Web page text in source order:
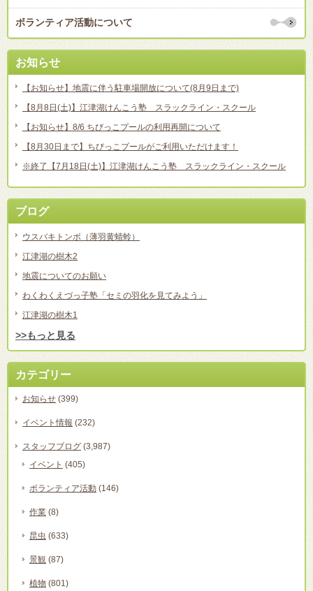
ボランティア活動について
お知らせ
【お知らせ】地震に伴う駐車場開放について(8月9日まで)
【8月8日(土)】江津湖けんこう塾 スラックライン・スクール
【お知らせ】8/6 ちびっこプールの利用再開について
【8月30日まで】ちびっこプールがご利用いただけます！
※終了【7月18日(土)】江津湖けんこう塾 スラックライン・スクール
ブログ
ウスバキトンボ（薄羽黄蜻蛉）
江津湖の樹木2
地震についてのお願い
わくわくえづっ子塾「セミの羽化を見てみよう」
江津湖の樹木1
>>もっと見る
カテゴリー
お知らせ (399)
イベント情報 (232)
スタッフブログ (3,987)
イベント (405)
ボランティア活動 (146)
作業 (8)
昆虫 (633)
景観 (87)
植物 (801)